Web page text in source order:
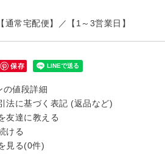
【通常宅配便】／【1～3営業日】
保存
の値段詳細
法に基づく表記 (返品など)
友達に教える
ける
見る(0件)